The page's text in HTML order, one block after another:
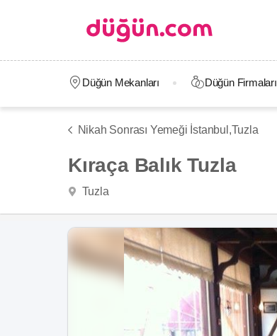
Düğün Mekanları Düğün Firmaları
Nikah Sonrası Yemeği İstanbul,Tuzla
Kıraça Balık Tuzla
Tuzla